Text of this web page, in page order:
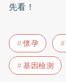
先看！
懷孕
基因檢測